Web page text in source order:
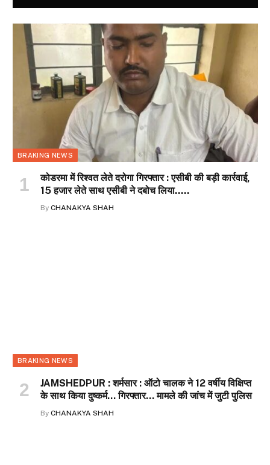
BRAKING NEWS
कोडरमा में रिश्वत लेते दरोगा गिरफ्तार : एसीबी की बड़ी कार्रवाई,
15 हजार लेते साथ एसीबी ने दबोच लिया…..
By CHANAKYA SHAH
BRAKING NEWS
JAMSHEDPUR : शर्मसार : ऑटो चालक ने 12 वर्षीय विक्षिप्त
के साथ किया दुष्कर्म… गिरफ्तार… मामले की जांच में जुटी पुलिस
By CHANAKYA SHAH